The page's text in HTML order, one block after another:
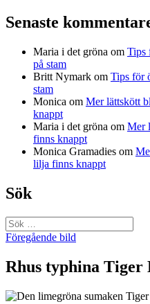
Senaste
Maria i det gröna om Tips
på stam
Britt Nymark om Tips för
stam
Monica om Mer lättskött
knappt
Maria i det gröna om Mer
finns knappt
Monica Gramadies om
lilja finns knappt
Sök
Sök
efter:
Föregående bild
Rhus typhina Tiger